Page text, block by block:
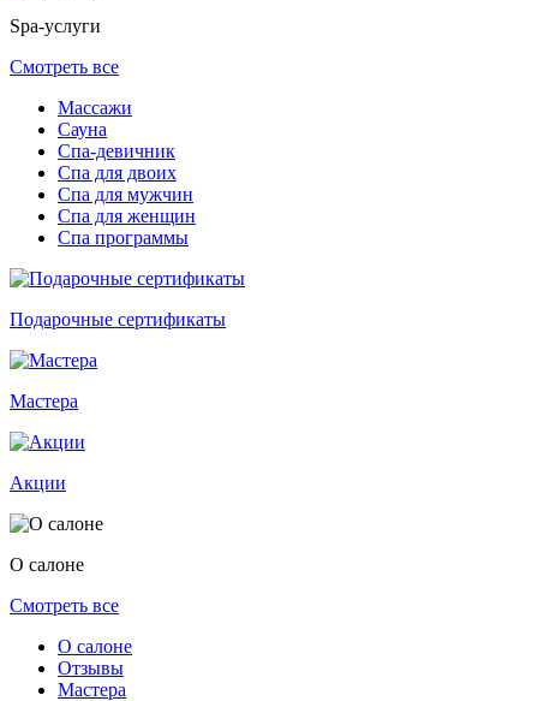
Spa-услуги
Смотреть все
Массажи
Сауна
Спа-девичник
Спа для двоих
Спа для мужчин
Спа для женщин
Спа программы
Подарочные сертификаты
Мастера
Акции
О салоне
Смотреть все
О салоне
Отзывы
Мастера